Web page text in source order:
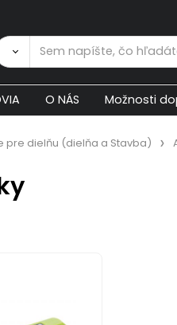
O NÁS Možnosti
pre dielňu (dielňa a Stavba)